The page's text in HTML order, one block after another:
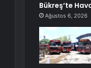
Bükreş’te
Ağustos 6, 2026